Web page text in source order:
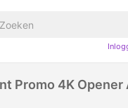
Promo 4K